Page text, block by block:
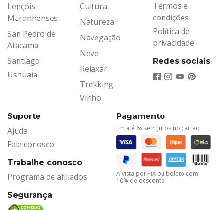
Lençóis
Maranhenses
San Pedro de
Atacama
Santiago
Ushuaia
Cultura
Natureza
Navegação
Neve
Relaxar
Trekking
Vinho
Termos e
condições
Política de
privacidade
Redes sociais
Suporte
Ajuda
Fale conosco
Trabalhe conosco
Programa de afiliados
Segurança
Pagamento
Em até 6x sem juros no cartão
À vista por PIX ou boleto com
10% de desconto